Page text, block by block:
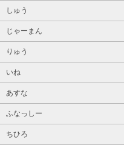
しゅう
じゃーまん
りゅう
いね
あすな
ふなっしー
ちひろ